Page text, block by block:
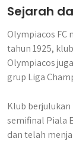
Sejarah
Olympiacos FC
tahun 1925,
Olympiacos
grup Liga
Klub
semifinal Piala
dan telah